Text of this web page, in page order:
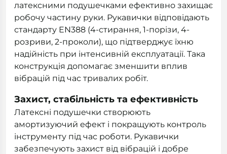
латексними подушечками ефективно захищає
робочу частину руки. Рукавички відповідають
стандарту EN388 (4-стирання, 1-порізи, 4-
розриви, 2-проколи), що підтверджує їхню
надійність при інтенсивній експлуатації. Така
конструкція допомагає зменшити вплив
вібрацій під час тривалих робіт.
Захист, стабільність та ефективність
Латексні подушечки створюють
амортизуючий ефект і покращують контроль
інструменту під час роботи. Рукавички
забезпечують захист від вібрацій і добре